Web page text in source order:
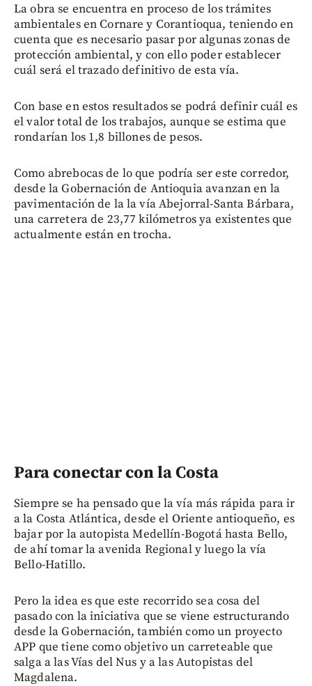
La obra se encuentra en proceso de los trámites
ambientales en Cornare y Corantioqua, teniendo en
cuenta que es necesario pasar por algunas zonas de
protección ambiental, y con ello poder establecer
cuál será el trazado definitivo de esta vía.
Con base en estos resultados se podrá definir cuál es
el valor total de los trabajos, aunque se estima que
rondarían los 1,8 billones de pesos.
Como abrebocas de lo que podría ser este corredor,
desde la Gobernación de Antioquia avanzan en la
pavimentación de la la vía Abejorral-Santa Bárbara,
una carretera de 23,77 kilómetros ya existentes que
actualmente están en trocha.
Para conectar con la Costa
Siempre se ha pensado que la vía más rápida para ir
a la Costa Atlántica, desde el Oriente antioqueño, es
bajar por la autopista Medellín-Bogotá hasta Bello,
de ahí tomar la avenida Regional y luego la vía
Bello-Hatillo.
Pero la idea es que este recorrido sea cosa del
pasado con la iniciativa que se viene estructurando
desde la Gobernación, también como un proyecto
APP que tiene como objetivo un carreteable que
salga a las Vías del Nus y a las Autopistas del
Magdalena.